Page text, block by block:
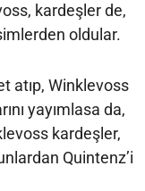
kardeşler de,
oldular.
atıp, Winklevoss
yayımlasa da,
kardeşler,
Quintenz’i